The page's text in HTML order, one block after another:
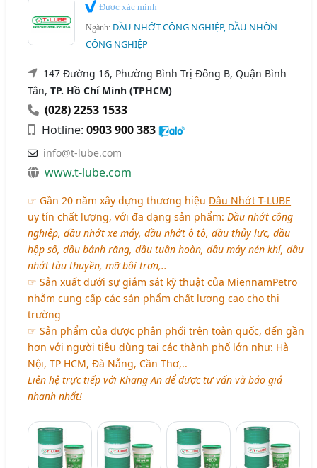
Được xác minh
Ngành: DẦU NHỚT CÔNG NGHIỆP, DẦU NHỜN
CÔNG NGHIỆP
147 Đường 16, Phường Bình Trị Đông B, Quận Bình
Tân,TP. Hồ Chí Minh (TPHCM)
(028) 2253 1533
Hotline:0903 900 383
info@t-lube.com
www.t-lube.com
☞ Gần 20 năm xây dựng thương hiệu Dầu Nhớt T-LUBE
uy tín chất lượng, với đa dạng sản phẩm:Dầu nhớt công
nghiệp, dầu nhớt xe máy, dầu nhớt ô tô, dầu thủy lực, dầu
hộp số, dầu bánh răng, dầu tuần hoàn, dầu máy nén khí, dầu
nhớt tàu thuyền, mỡ bôi trơn,..
☞ Sản xuất dưới sự giám sát kỹ thuật của MiennamPetro
nhằm cung cấp các sản phẩm chất lượng cao cho thị
trường
☞ Sản phẩm của được phân phối trên toàn quốc, đến gần
hơn với người tiêu dùng tại các thành phố lớn như: Hà
Nội, TP HCM, Đà Nẵng, Cần Thơ,..
Liên hệ trực tiếp với Khang An để được tư vấn và báo giá
nhanh nhất!